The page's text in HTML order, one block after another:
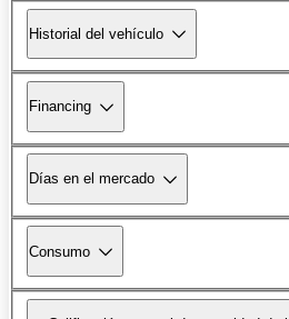
Historial del vehículo
Financing
Días en el mercado
Consumo